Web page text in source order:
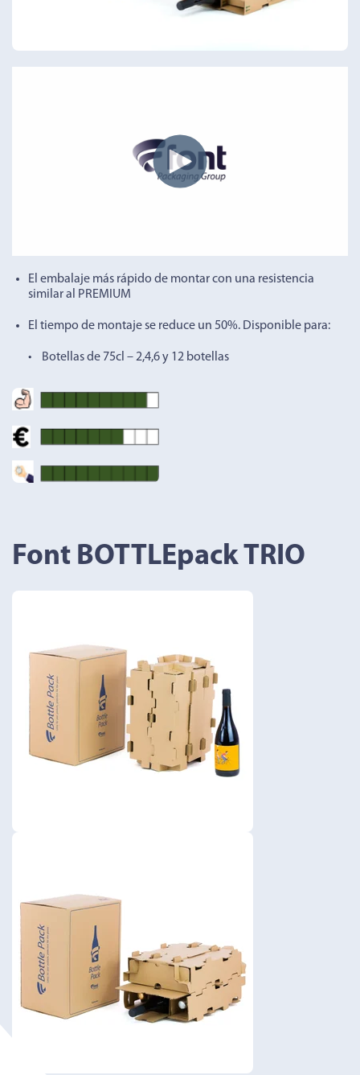
El embalaje más rápido de montar con una resistencia
similar al PREMIUM
El tiempo de montaje se reduce un 50%. Disponible para:
• Botellas de 75cl – 2,4,6 y 12 botellas
Font BOTTLEpack TRIO